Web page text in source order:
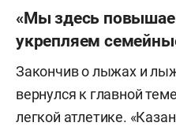
«Мы здесь
укрепляем
Закончив о лыжах и
вернулся к главной
легкой атлетике.